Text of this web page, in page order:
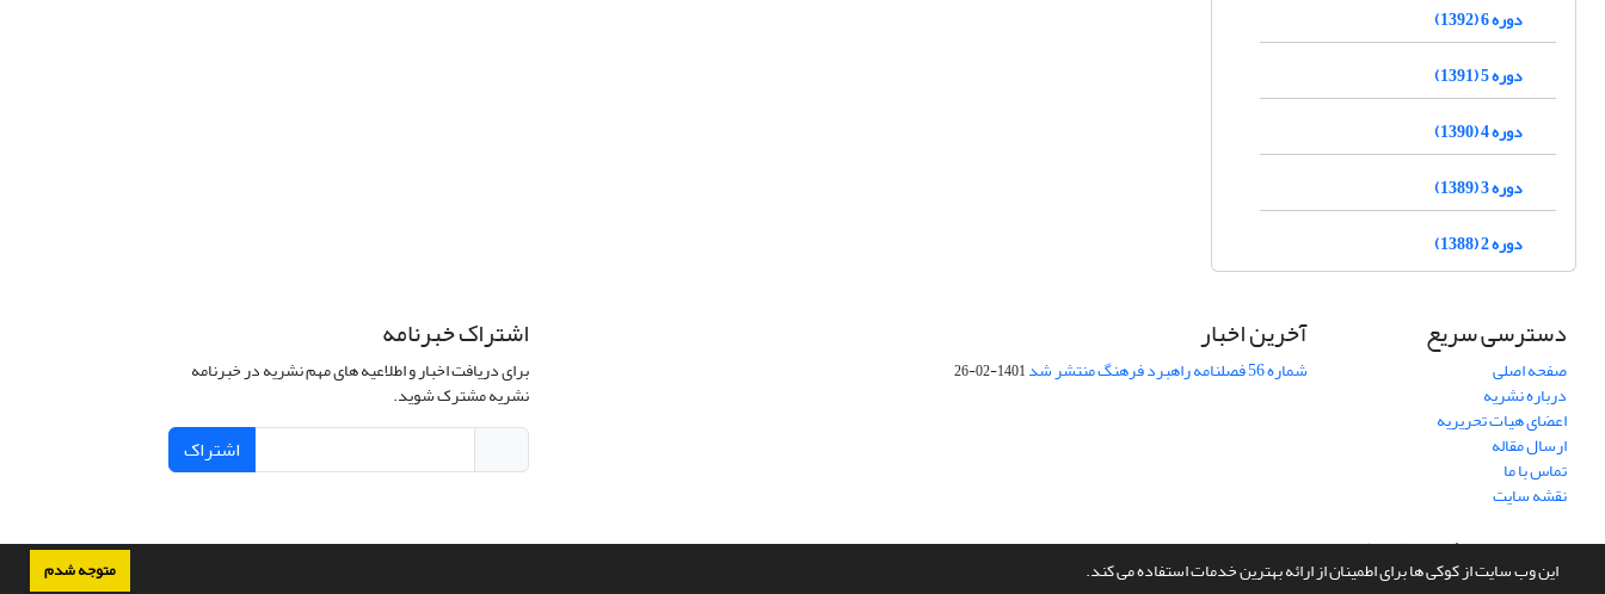
این وب سایت از کوکی ها برای اطمینان از ارائه بهترین خدمات استفاده می کند. متوجه شدم
دوره 6 (1392)
دوره 5 (1391)
دوره 4 (1390)
دوره 3 (1389)
دوره 2 (1388)
دسترسی سریع
صفحه اصلی
درباره نشریه
اعضای هیات تحریریه
ارسال مقاله
تماس با ما
نقشه سایت
آخرین اخبار
شماره 56 فصلنامه راهبرد فرهنگ منتشر شد 1401-02-26
اشتراک خبرنامه
برای دریافت اخبار و اطلاعیه های مهم نشریه در خبرنامه
نشریه مشترک شوید.
اشتراک
سامانه مدیریت نشریات علمی.طراحی و پیاده سازی ازسیناوب